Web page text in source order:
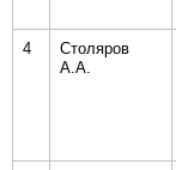
4
Столяров
А.А.